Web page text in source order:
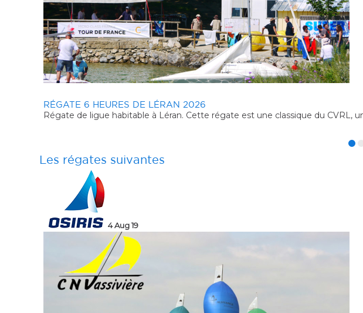
TDF PYRÉNÉES - LAC DE MONTBEL - LÉRAN
Cette régate est devenue une classique du Tour de France Micro en
œuvre par ce club n'est plus à démontrer, sans parler de la facilité pour les ...
Les régates suivantes
6 Aug 1920 Jul 19